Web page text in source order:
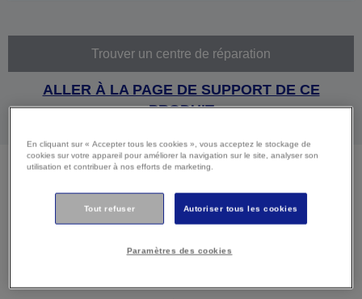
Trouver un centre de réparation
ALLER À LA PAGE DE SUPPORT DE CE
PRODUIT
Caractéristiques
En cliquant sur « Accepter tous les cookies », vous acceptez le stockage de
cookies sur votre appareil pour améliorer la navigation sur le site, analyser son
utilisation et contribuer à nos efforts de marketing.
Tout refuser Autoriser tous les cookies
Paramètres des cookies